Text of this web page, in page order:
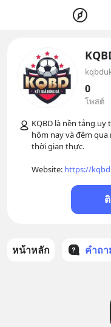
0
โพสต์
KQBD là nền tảng
hôm nay và đêm
thời gian thực.
Website: https://
หน้าหลัก คำถ